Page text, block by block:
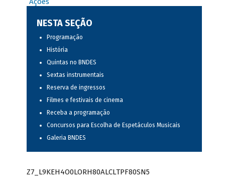
NESTA SEÇÃO
Programação
História
Quintas no BNDES
Sextas instrumentais
Reserva de ingressos
Filmes e festivais de cinema
Receba a programação
Concursos para Escolha de Espetáculos Musicais
Galeria BNDES
Z7_L9KEH4O0LORH80ALCLTPF80SN5